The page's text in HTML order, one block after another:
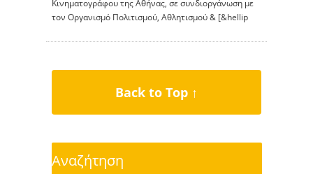
Κινηματογράφου της Αθήνας, σε συνδιοργάνωση με
τον Οργανισμό Πολιτισμού, Αθλητισμού & [&hellip
Back to Top ↑
Αναζήτηση